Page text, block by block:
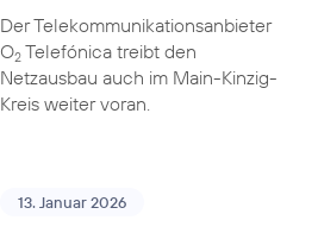
Der Telekommunikationsanbieter
O2Telefónica treibt den
Netzausbau auch im Main-Kinzig-
Kreis weiter voran.
13. Januar 2026